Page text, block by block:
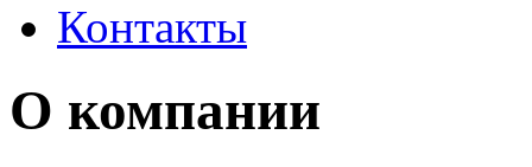
Контакты
О компании